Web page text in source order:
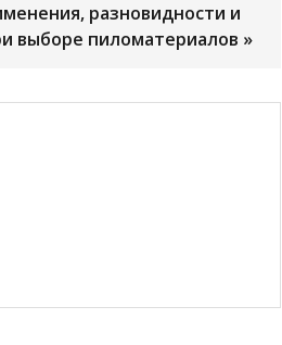
разновидности и
выборе пиломатериалов »